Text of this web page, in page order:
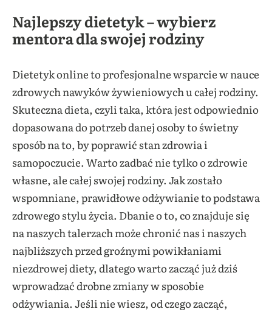
Najlepszy dietetyk – wybierz
mentora dla swojej rodziny
Dietetyk online to profesjonalne wsparcie w nauce
zdrowych nawyków żywieniowych u całej rodziny.
Skuteczna dieta, czyli taka, która jest odpowiednio
dopasowana do potrzeb danej osoby to świetny
sposób na to, by poprawić stan zdrowia i
samopoczucie. Warto zadbać nie tylko o zdrowie
własne, ale całej swojej rodziny. Jak zostało
wspomniane, prawidłowe odżywianie to podstawa
zdrowego stylu życia. Dbanie o to, co znajduje się
na naszych talerzach może chronić nas i naszych
najbliższych przed groźnymi powikłaniami
niezdrowej diety, dlatego warto zacząć już dziś
wprowadzać drobne zmiany w sposobie
odżywiania. Jeśli nie wiesz, od czego zacząć,